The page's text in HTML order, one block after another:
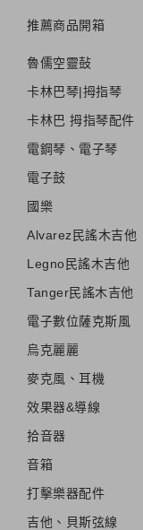
推薦商品開箱
魯儒空靈鼔
卡林巴琴|拇指琴
卡林巴 拇指琴配件
電鋼琴、電子琴
電子鼓
國樂
Alvarez民謠木吉他
Legno民謠木吉他
Tanger民謠木吉他
電子數位薩克斯風
烏克麗麗
麥克風、耳機
效果器&導線
拾音器
音箱
打擊樂器配件
吉他、貝斯弦線